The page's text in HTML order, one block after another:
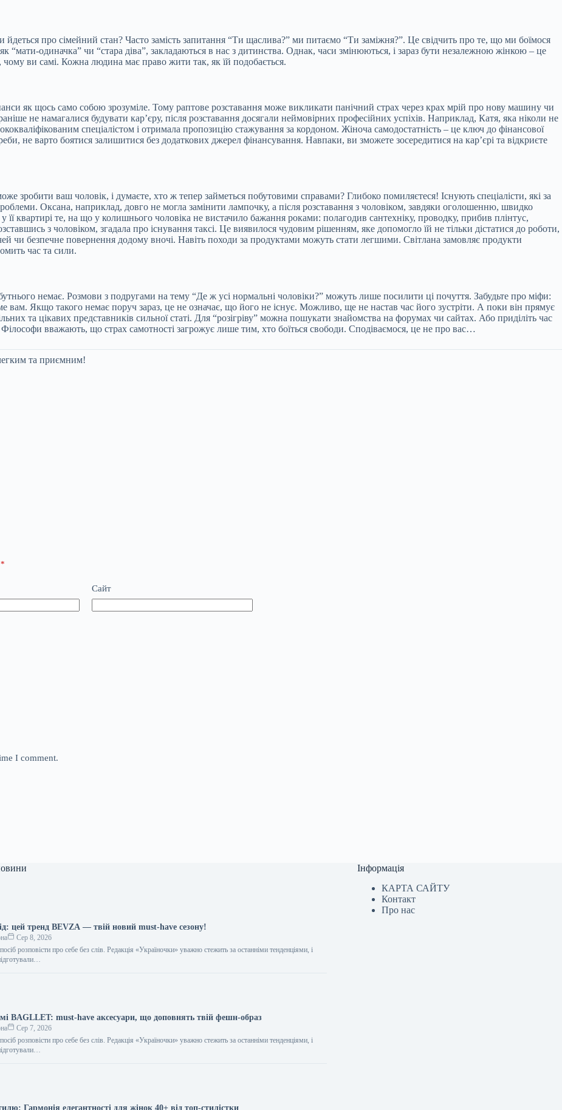
йдеться про сімейний стан? Часто замість запитання “Ти щаслива?” ми питаємо “Ти заміжня?”. Це свідчить про те, що ми боїмося
“мати-одиначка” чи “стара діва”, закладаються в нас з дитинства. Однак, часи змінюються, і зараз бути незалежною жінкою – це
ви самі. Кожна людина має право жити так, як їй подобається.
як щось само собою зрозуміле. Тому раптове розставання може викликати панічний страх через крах мрій про нову машину чи
не намагалися будувати кар’єру, після розставання досягали неймовірних професійних успіхів. Наприклад, Катя, яка ніколи не
спеціалістом і отримала пропозицію стажування за кордоном. Жіноча самодостатність – це ключ до фінансової
не варто боятися залишитися без додаткових джерел фінансування. Навпаки, ви зможете зосередитися на кар’єрі та відкриєте
зробити ваш чоловік, і думаєте, хто ж тепер займеться побутовими справами? Глибоко помиляєтеся! Існують спеціалісти, які за
Оксана, наприклад, довго не могла замінити лампочку, а після розставання з чоловіком, завдяки оголошенню, швидко
квартирі те, на що у колишнього чоловіка не вистачило бажання роками: полагодив сантехніку, проводку, прибив плінтус,
з чоловіком, згадала про існування таксі. Це виявилося чудовим рішенням, яке допомогло їй не тільки дістатися до роботи,
чи безпечне повернення додому вночі. Навіть походи за продуктами можуть стати легшими. Світлана замовляє продукти
час та сили.
немає. Розмови з подругами на тему “Де ж усі нормальні чоловіки?” можуть лише посилити ці почуття. Забудьте про міфи:
вам. Якщо такого немає поруч зараз, це не означає, що його не існує. Можливо, ще не настав час його зустріти. А поки він прямує
та цікавих представників сильної статі. Для “розігріву” можна пошукати знайомства на форумах чи сайтах. Або приділіть час
Філософи вважають, що страх самотності загрожує лише тим, хто боїться свободи. Сподіваємося, це не про вас…
та приємним!
*
Сайт
I comment.
цей тренд BEVZA — твій новий must-have сезону!
Сер 8, 2026
розповісти про себе без слів. Редакція «Україночки» уважно стежить за останніми тенденціями, і
BAGLLET: must-have аксесуари, що доповнять твій фешн-образ
Сер 7, 2026
розповісти про себе без слів. Редакція «Україночки» уважно стежить за останніми тенденціями, і
Гармонія елегантності для жінок 40+ від топ-стилістки
Інформація
КАРТА САЙТУ
Контакт
Про нас